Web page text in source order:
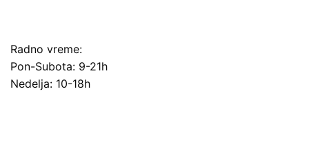
Radno vreme:
Pon-Subota: 9-21h
Nedelja: 10-18h